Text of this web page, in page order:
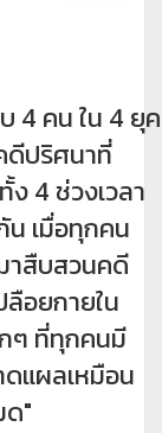
4 คน ใน 4 ยุค
ปริศนาที่
ง 4 ช่วงเวลา
น เมื่อทุกคน
าสืบสวนคดี
อยกายใน
ๆ ที่ทุกคนมี
แผลเหมือน
"